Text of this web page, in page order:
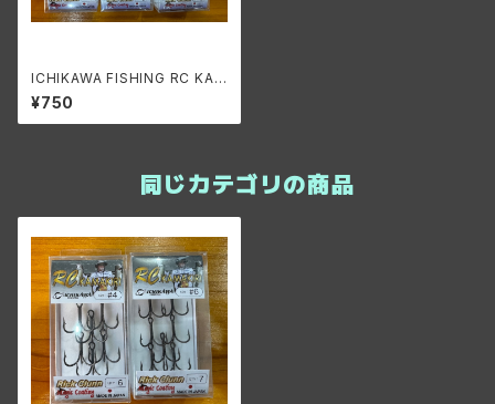
ICHIKAWA FISHING RC KAM
AKIRI LIGHT/イチカワフィッシ
ング RCカマキリライト
¥750
同じカテゴリの商品